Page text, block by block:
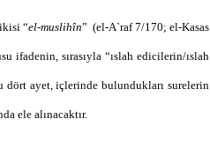
“el-muslihîn” (el-A`raf 7/170; el-Kasas
ifadenin, sırasıyla “ıslah edicilerin/ıslah
ayet, içlerinde bulundukları surelerin
ele alınacaktır.